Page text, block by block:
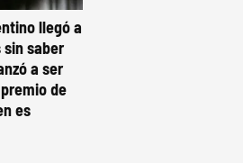
llegó a
sin saber
a ser
de
es